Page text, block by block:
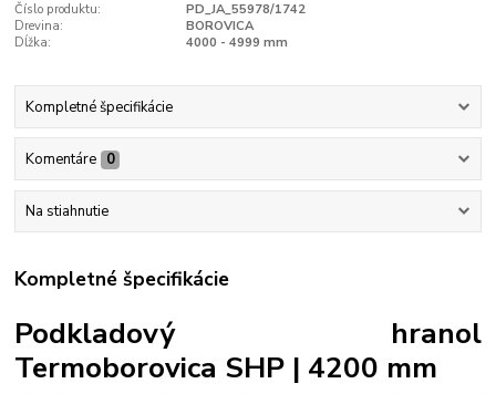
Číslo produktu:
PD_JA_55978/1742
Drevina:
BOROVICA
Dĺžka:
4000 - 4999 mm
Kompletné špecifikácie
Komentáre 0
Na stiahnutie
Kompletné špecifikácie
Podkladový hranol
Termoborovica SHP | 4200 mm